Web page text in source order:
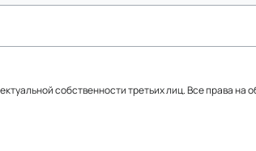
собственности третьих лиц. Все права на